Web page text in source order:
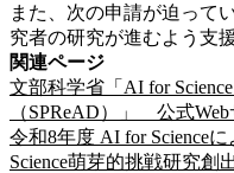
また、次の申請が迫って
究者の研究が進むよう支
関連ページ
文部科学省「AI for
（SPReAD）」 公式Web
令和8年度 AI for Science
Science萌芽的挑戦研究